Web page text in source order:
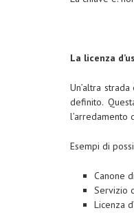
La licenza
Un’altra
definito.
l’arredamento
Esempi di
Canone
Servizio
Licenza